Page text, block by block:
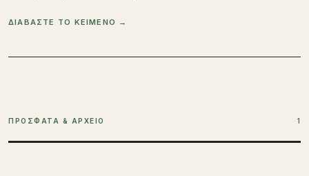
ΔΙΑΒΑΣΤΕ ΤΟ ΚΕΙΜΕΝΟ →
ΠΡΟΣΦΑΤΑ & ΑΡΧΕΙΟ 1